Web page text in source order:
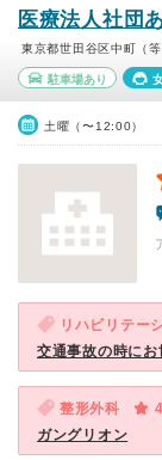
医療法人社団
東京都世田谷区中町（
駐車場あり
土曜（〜12:00）
リハビリテー
交通事故の時にお
整形外科
ガングリオン